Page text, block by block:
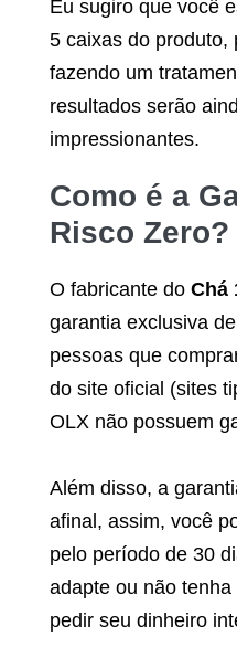
Eu sugiro que você
5 caixas do produto,
fazendo um
resultados serão
impressionantes.
Como é a
Risco Zero?
O fabricante do Chá
garantia exclusiva
pessoas que
do site oficial (sites
OLX não possuem
Além disso, a
afinal, assim, você
pelo período de 30
adapte ou não
pedir seu dinheiro